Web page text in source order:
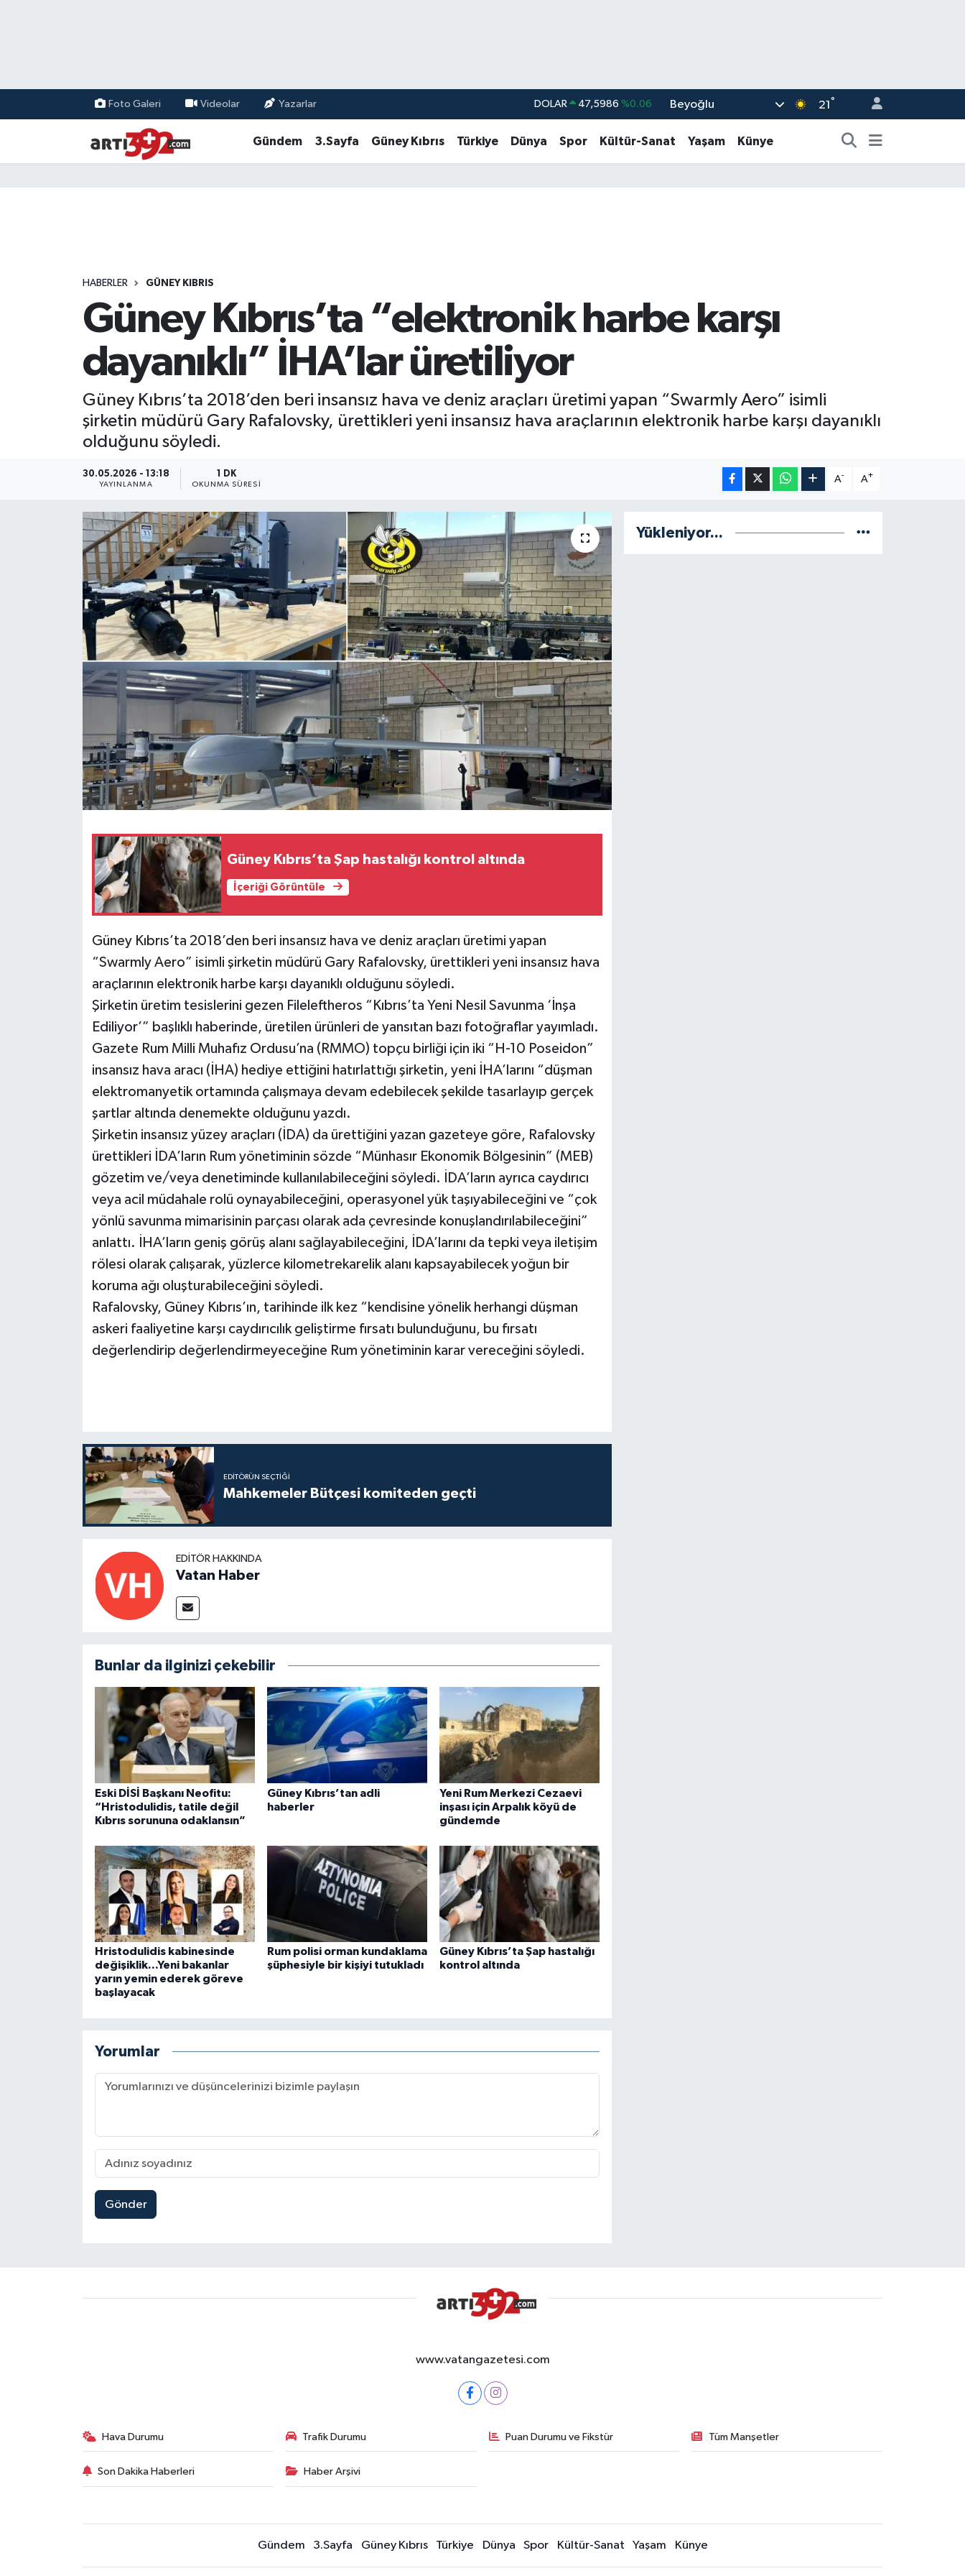
Foto Galeri Videolar Yazarlar DOLAR 47,5986 %0.06 Beyoğlu 21 °
Gündem 3.Sayfa Güney Kıbrıs Türkiye Dünya Spor Kültür-Sanat Yaşam Künye
HABERLER GÜNEY KIBRIS
Güney Kıbrıs’ta “elektronik harbe karşı
dayanıklı” İHA’lar üretiliyor
Güney Kıbrıs’ta 2018’den beri insansız hava ve deniz araçları üretimi yapan “Swarmly Aero” isimli
şirketin müdürü Gary Rafalovsky, ürettikleri yeni insansız hava araçlarının elektronik harbe karşı dayanıklı
olduğunu söyledi.
30.05.2026 - 13:18
YAYINLANMA
1 DK
OKUNMA SÜRESI
A- A+
Güney Kıbrıs’ta Şap hastalığı kontrol altında
İçeriği Görüntüle
Güney Kıbrıs’ta 2018’den beri insansız hava ve deniz araçları üretimi yapan
“Swarmly Aero” isimli şirketin müdürü Gary Rafalovsky, ürettikleri yeni insansız hava
araçlarının elektronik harbe karşı dayanıklı olduğunu söyledi.
Şirketin üretim tesislerini gezen Fileleftheros “Kıbrıs’ta Yeni Nesil Savunma ‘İnşa
Ediliyor’” başlıklı haberinde, üretilen ürünleri de yansıtan bazı fotoğraflar yayımladı.
Gazete Rum Milli Muhafız Ordusu’na (RMMO) topçu birliği için iki “H-10 Poseidon”
insansız hava aracı (İHA) hediye ettiğini hatırlattığı şirketin, yeni İHA’larını “düşman
elektromanyetik ortamında çalışmaya devam edebilecek şekilde tasarlayıp gerçek
şartlar altında denemekte olduğunu yazdı.
Şirketin insansız yüzey araçları (İDA) da ürettiğini yazan gazeteye göre, Rafalovsky
ürettikleri İDA’ların Rum yönetiminin sözde “Münhasır Ekonomik Bölgesinin” (MEB)
gözetim ve/veya denetiminde kullanılabileceğini söyledi. İDA’ların ayrıca caydırıcı
veya acil müdahale rolü oynayabileceğini, operasyonel yük taşıyabileceğini ve “çok
yönlü savunma mimarisinin parçası olarak ada çevresinde konuşlandırılabileceğini”
anlattı. İHA’ların geniş görüş alanı sağlayabileceğini, İDA’larını da tepki veya iletişim
rölesi olarak çalışarak, yüzlerce kilometrekarelik alanı kapsayabilecek yoğun bir
koruma ağı oluşturabileceğini söyledi.
Rafalovsky, Güney Kıbrıs’ın, tarihinde ilk kez “kendisine yönelik herhangi düşman
askeri faaliyetine karşı caydırıcılık geliştirme fırsatı bulunduğunu, bu fırsatı
değerlendirip değerlendirmeyeceğine Rum yönetiminin karar vereceğini söyledi.
EDITÖRÜN SEÇTIĞI
Mahkemeler Bütçesi komiteden geçti
EDITÖR HAKKINDA
Vatan Haber
Bunlar da ilginizi çekebilir
Eski DİSİ Başkanı Neofitu:
“Hristodulidis, tatile değil
Kıbrıs sorununa odaklansın”
Güney Kıbrıs’tan adli
haberler
Yeni Rum Merkezi Cezaevi
inşası için Arpalık köyü de
gündemde
Hristodulidis kabinesinde
değişiklik...Yeni bakanlar
yarın yemin ederek göreve
başlayacak
Rum polisi orman kundaklama
şüphesiyle bir kişiyi tutukladı
Güney Kıbrıs’ta Şap hastalığı
kontrol altında
Yorumlar
Gönder
Yükleniyor...
www.vatangazetesi.com
Hava Durumu Trafik Durumu Puan Durumu ve Fikstür Tüm Manşetler
Son Dakika Haberleri Haber Arşivi
Gündem 3.Sayfa Güney Kıbrıs Türkiye Dünya Spor Kültür-Sanat Yaşam Künye